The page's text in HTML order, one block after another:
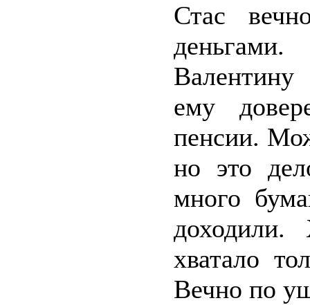
Стас
ему
пенсии.
но это
много
доходили.
хватало
Вечно по